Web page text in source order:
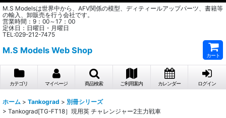
M.S Modelsは世界中から、AFV関係の模型、ディティールアップパーツ、書籍等
の輸入、卸販売を行う会社です。
営業時間：9：00～17：00
定休日：日曜日・月曜日
TEL:029-212-7475
M.S Models Web Shop
カート
カテゴリ マイページ 商品検索 ご利用案内 カレンダー ログイン
ホーム > Tankograd > 別冊シリーズ
> Tankograd[TG-FT18］現用英 チャレンジャー2主力戦車